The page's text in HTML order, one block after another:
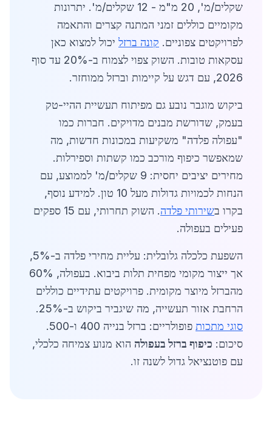
שקלים/מ', 20 מ"מ - 12 שקלים/מ'. יתרונות
מקומיים כוללים זמני המתנה קצרים והתאמה
לפרויקטים צפוניים. קונה ברזל יכול למצוא כאן
עסקאות טובות. השוק צפוי לצמוח ב-20% עד סוף
2026, עם דגש על קיימות וברזל ממוחזר.
ביקוש מוגבר נובע גם מפיתוח תעשיית ההיי-טק
בעמק, שדורשת מבנים מדויקים. חברות כמו
"עפולה פלדה" משקיעות במכונות חדשות, מה
שמאפשר כיפוף מורכב כמו קשתות וספירלות.
מחירים יציבים יחסית: 9 שקלים/מ' לממוצע, עם
הנחות לכמויות גדולות מעל 10 טון. למידע נוסף,
בקרו בשירותי פלדה
. השוק תחרותי, עם 15 ספקים
פעילים בעפולה.
השפעת כלכלה גלובלית: עליית מחירי פלדה ב-5%,
אך ייצור מקומי מפחית תלות ביבוא. בעפולה, 60%
מהברזל מיוצר מקומית. פרויקטים עתידיים כוללים
הרחבת אזור תעשייה, מה שיגביר ביקוש ב-25%.
סוגי מתכות
פופולריים: ברזל בנייה 400 ו-500.
סיכום: כיפוף ברזל בעפולה הוא מנוע צמיחה כלכלי,
עם פוטנציאל גדול לשנה זו.